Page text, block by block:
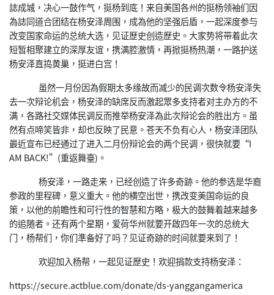
誌成城，决心一鼓作气，挺杨到底！来自美国各州的挺杨领袖们因
為誌同道合团结在杨安泽周围，成為他的坚强后盾，一起深度参与
改变国家命运的总统大选，见证歷史创造歷史。大家势将带着此次
短暂相聚建立的深厚友谊，携满腔激情，再掀挺杨热潮，一路护送
杨安泽直捣黄巢，挺进白宫！
虽然一月份因為假期太多缘故而减少的民调次数令杨安泽失
去一次辩论机会，杨安泽的缺席反而激起眾多支持者对主办方的不
满，各路社交媒体民调反而推举杨安泽為此次辩论会的胜出方。虽
然有点啼笑皆非，却也反映了民意。苍天不负有心人，杨安泽团队
最近宣布已经通过了进入二月份辩论会的两个民调，很快就要“I
AM BACK!”(重返舞臺)。
杨安泽，一路走来，已经创造了许多奇跡。他的参选是华裔
参政的里程碑，意义重大。他的横空出世，携改变美国命运的良
策，以他的前瞻性和可行性的智慧和方略，极大的鼓舞着越来越多
的追随者。还有两个星期，爱荷华州就要开啟四年一次的总统大
门，杨帮们，你们準备好了吗？见证奇跡的时间就要来到了！
欢迎加入杨帮，一起见证歷史！欢迎捐款支持杨安泽：
https://secure.actblue.com/donate/ds-yanggangamerica